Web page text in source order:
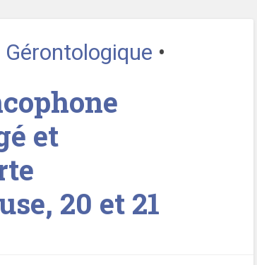
Gérontologique •
et
20 et 21